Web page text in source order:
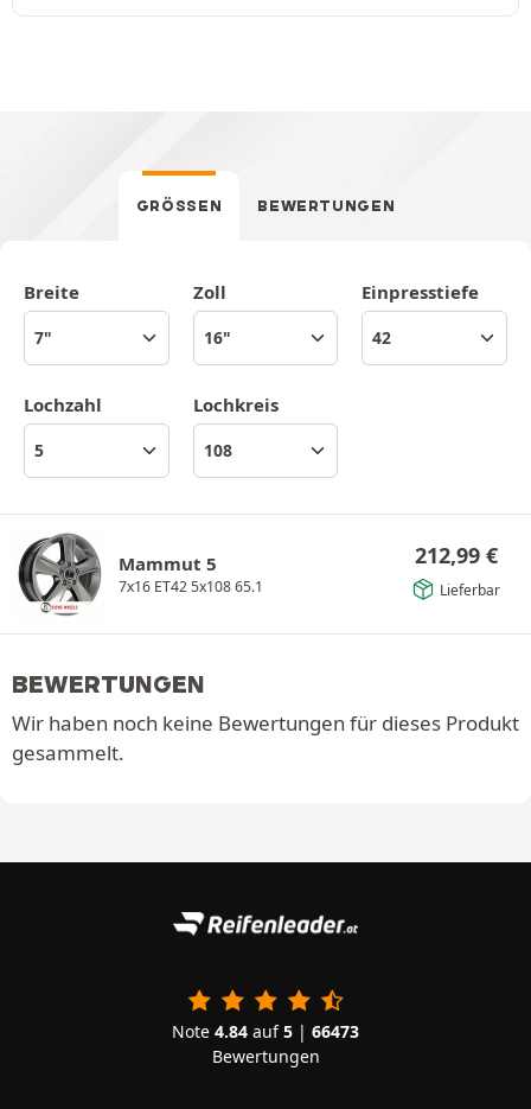
GRÖSSEN BEWERTUNGEN
Breite Zoll Einpresstiefe
Lochzahl Lochkreis
Mammut 5
7x16 ET42 5x108 65.1
212,99 €
Lieferbar
BEWERTUNGEN
Wir haben noch keine Bewertungen für dieses Produkt
gesammelt.
Note 4.84 auf5 | 66473
Bewertungen